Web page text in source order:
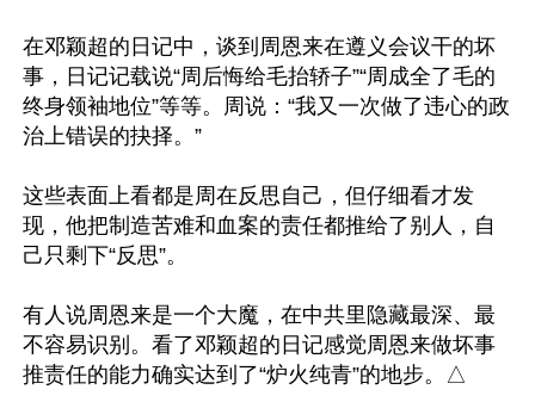
在邓颖超的日记中，谈到周恩来在遵义会议干的坏
事，日记记载说“周后悔给毛抬轿子”“周成全了毛的
终身领袖地位”等等。周说：“我又一次做了违心的政
治上错误的抉择。”
这些表面上看都是周在反思自己，但仔细看才发
现，他把制造苦难和血案的责任都推给了别人，自
己只剩下“反思”。
有人说周恩来是一个大魔，在中共里隐藏最深、最
不容易识别。看了邓颖超的日记感觉周恩来做坏事
推责任的能力确实达到了“炉火纯青”的地步。△